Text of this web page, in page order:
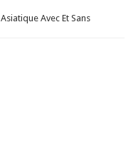
Asiatique Avec Et Sans